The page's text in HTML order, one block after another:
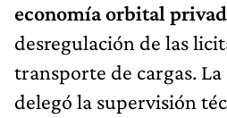
economía orbital
desregulación de las
transporte de cargas. La
delegó la supervisión